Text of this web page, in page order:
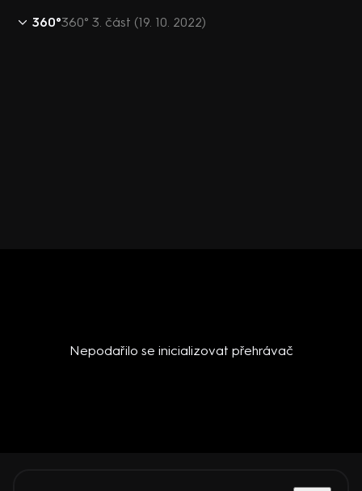
360°360° 3. část (19. 10. 2022)
Nepodařilo se inicializovat přehrávač